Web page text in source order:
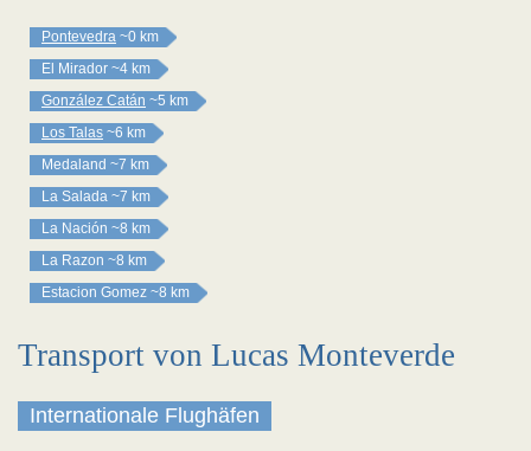
Pontevedra ~0 km
El Mirador ~4 km
González Catán ~5 km
Los Talas ~6 km
Medaland ~7 km
La Salada ~7 km
La Nación ~8 km
La Razon ~8 km
Estacion Gomez ~8 km
Transport von Lucas Monteverde
Internationale Flughäfen